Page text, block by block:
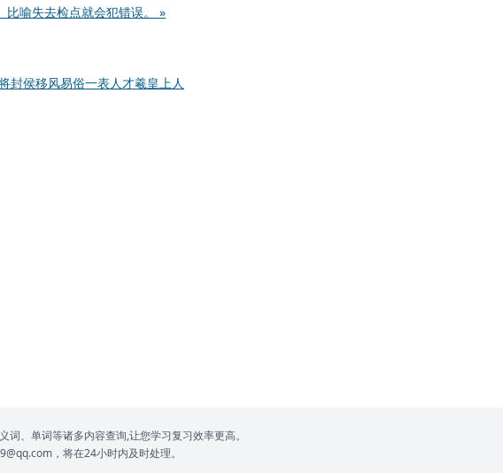
比喻失去检点就会犯错误。 »
封侯移风易俗一表人才羲皇上人
、单词等诸多内容查询,让您学习复习效率更高。
，将在24小时内及时处理。